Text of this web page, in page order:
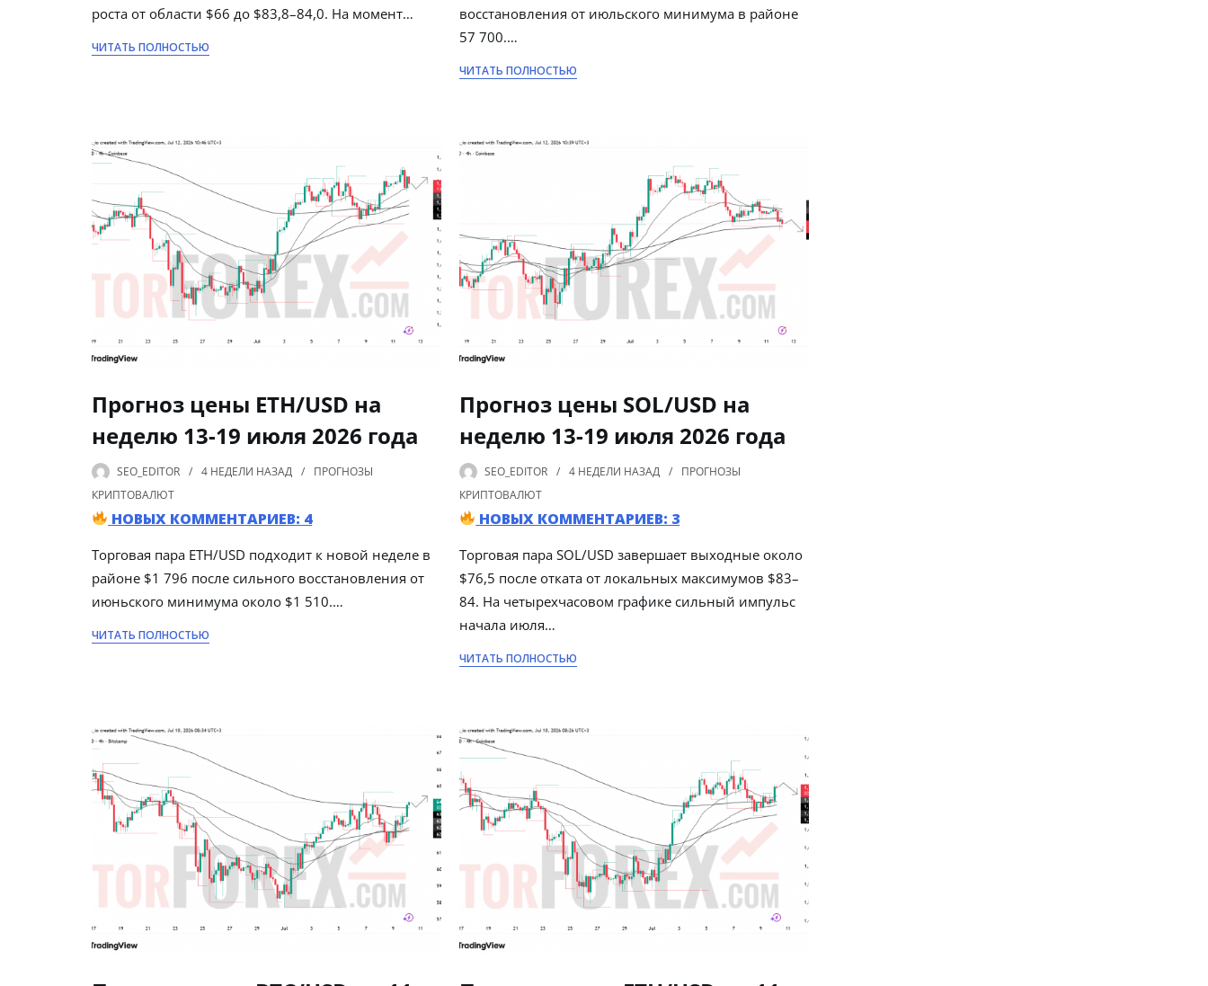
роста от области $66 до $83,8–84,0. На момент…
ЧИТАТЬ ПОЛНОСТЬЮ
восстановления от июльского минимума в районе
57 700.…
ЧИТАТЬ ПОЛНОСТЬЮ
Прогноз цены ETH/USD на
неделю 13-19 июля 2026 года
SEO_EDITOR 4 НЕДЕЛИ НАЗАД
ПРОГНОЗЫ
КРИПТОВАЛЮТ
НОВЫХ КОММЕНТАРИЕВ: 4
Торговая пара ETH/USD подходит к новой неделе в
районе $1 796 после сильного восстановления от
июньского минимума около $1 510.…
ЧИТАТЬ ПОЛНОСТЬЮ
Прогноз цены SOL/USD на
неделю 13-19 июля 2026 года
SEO_EDITOR 4 НЕДЕЛИ НАЗАД
ПРОГНОЗЫ
КРИПТОВАЛЮТ
НОВЫХ КОММЕНТАРИЕВ: 3
Торговая пара SOL/USD завершает выходные около
$76,5 после отката от локальных максимумов $83–
84. На четырехчасовом графике сильный импульс
начала июля…
ЧИТАТЬ ПОЛНОСТЬЮ